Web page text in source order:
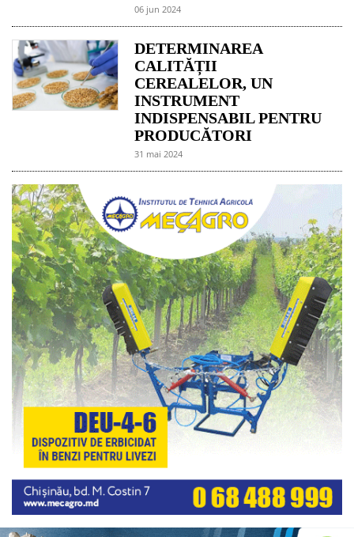
06 jun 2024
DETERMINAREA
CALITĂȚII
CEREALELOR, UN
INSTRUMENT
INDISPENSABIL PENTRU
PRODUCĂTORI
31 mai 2024